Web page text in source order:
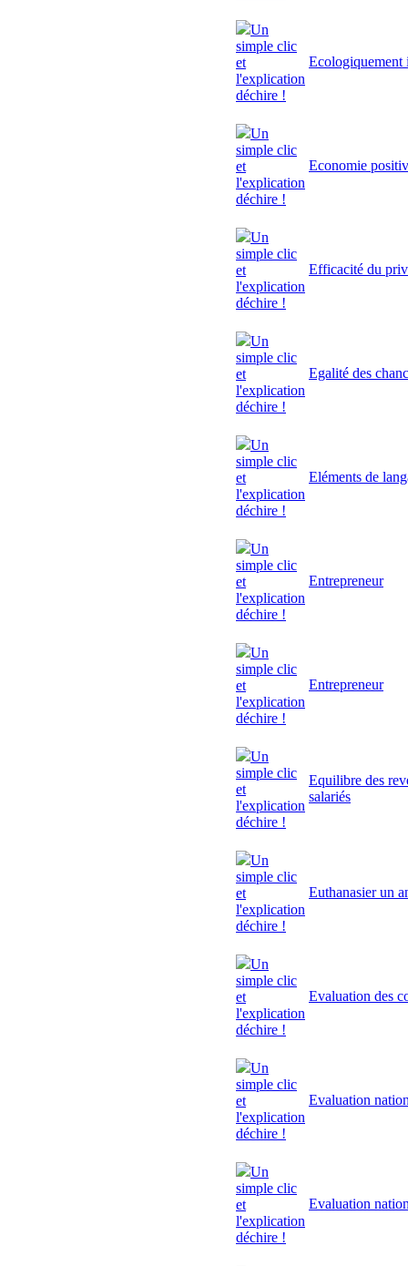
Un
simple clic
et
l'explication
déchire !
Ecologiquement
Un
simple clic
et
l'explication
déchire !
Economie
Un
simple clic
et
l'explication
déchire !
Efficacité du
Un
simple clic
et
l'explication
déchire !
Egalité des
Un
simple clic
et
l'explication
déchire !
Eléments de
Un
simple clic
et
l'explication
déchire !
Entrepreneur
Un
simple clic
et
l'explication
déchire !
Entrepreneur
Un
simple clic
et
l'explication
déchire !
Equilibre des
salariés
Un
simple clic
et
l'explication
déchire !
Euthanasier un
Un
simple clic
et
l'explication
déchire !
Evaluation des
Un
simple clic
et
l'explication
déchire !
Evaluation
Un
simple clic
et
l'explication
déchire !
Evaluation